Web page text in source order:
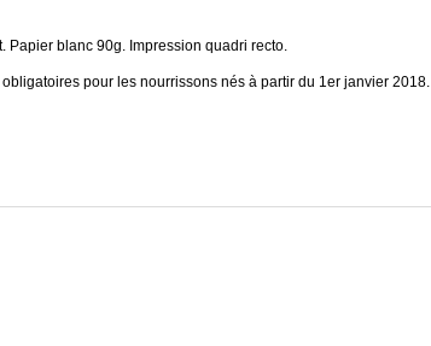
Papier blanc 90g. Impression quadri recto.
pour les nourrissons nés à partir du 1er janvier 2018.